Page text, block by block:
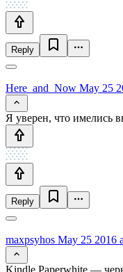
Reply
Here_and_Now May 25
Я уверен, что имелись
Reply
maxpsyhos May 25 2016
Kindle Paperwhite —